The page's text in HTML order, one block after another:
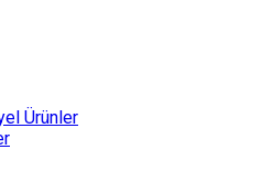
Ürünler